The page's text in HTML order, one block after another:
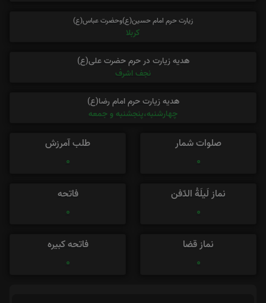
زیارت حرم امام حسین(ع)وحضرت عباس(ع)
کربلا
هدیه زیارت در حرم حضرت علی(ع)
نجف اشرف
هدیه زیارت حرم امام رضا(ع)
چهارشنبه،پنجشنبه و جمعه
صلوات شمار
0
طلب آمرزش
0
نماز لَیلَةُ الدّفن
0
فاتحه
0
نماز قضا
0
فاتحه کبیره
0